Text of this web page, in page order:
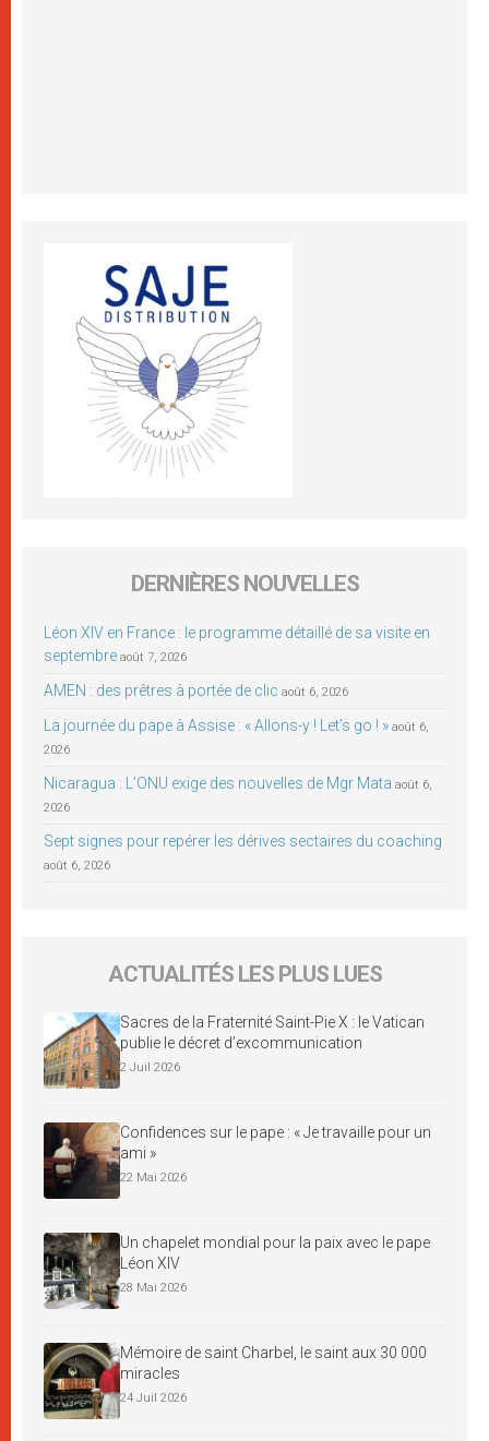
DERNIÈRES NOUVELLES
Léon XIV en France : le programme détaillé de sa visite en
septembre août 7, 2026
AMEN : des prêtres à portée de clic août 6, 2026
La journée du pape à Assise : « Allons-y ! Let’s go ! » août 6,
2026
Nicaragua : L’ONU exige des nouvelles de Mgr Mata août 6,
2026
Sept signes pour repérer les dérives sectaires du coaching
août 6, 2026
ACTUALITÉS LES PLUS LUES
Sacres de la Fraternité Saint-Pie X : le Vatican
publie le décret d’excommunication
2 Juil 2026
Confidences sur le pape : « Je travaille pour un
ami »
22 Mai 2026
Un chapelet mondial pour la paix avec le pape
Léon XIV
28 Mai 2026
Mémoire de saint Charbel, le saint aux 30 000
miracles
24 Juil 2026